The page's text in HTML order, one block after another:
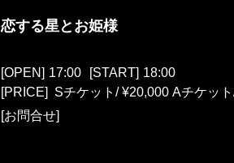
恋する星とお姫様
[OPEN] 17:00 [START] 18:00
[PRICE] Sチケット/ ¥20,000 Aチケッ
[お問合せ]